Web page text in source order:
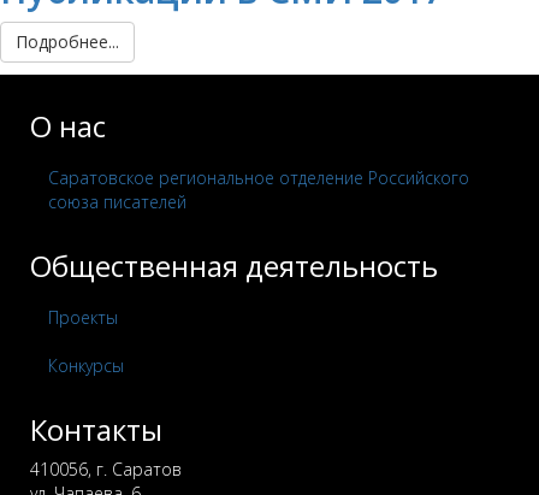
Подробнее...
О нас
Саратовское региональное отделение Российского
союза писателей
Общественная деятельность
Проекты
Конкурсы
Контакты
410056, г. Саратов